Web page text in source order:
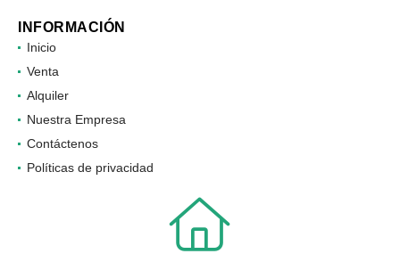
INFORMACIÓN
Inicio
Venta
Alquiler
Nuestra Empresa
Contáctenos
Políticas de privacidad